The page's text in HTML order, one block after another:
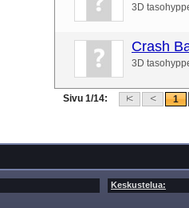
3D
Crash
3D
Sivu 1/14: 1
Keskustelua: